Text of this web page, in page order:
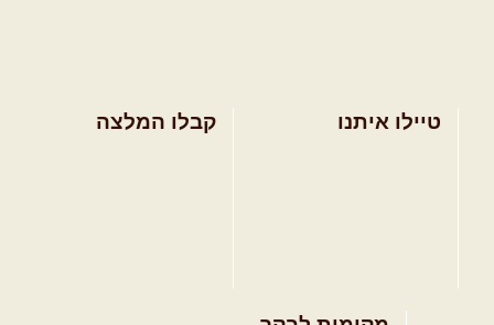
טיילו איתנו קבלו המלצה